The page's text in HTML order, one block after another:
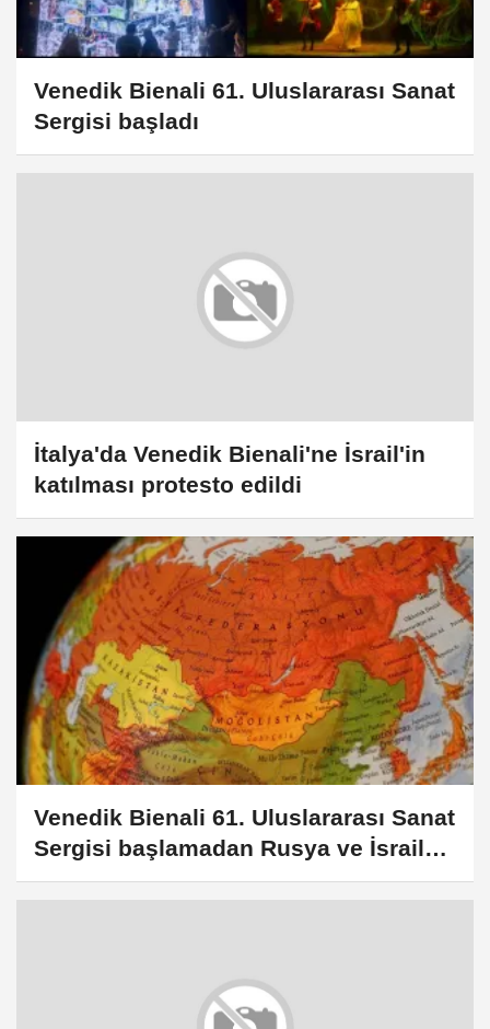
Venedik Bienali 61. Uluslararası Sanat
Sergisi başladı
İtalya'da Venedik Bienali'ne İsrail'in
katılması protesto edildi
Venedik Bienali 61. Uluslararası Sanat
Sergisi başlamadan Rusya ve İsrail
protestolarına sahne oldu